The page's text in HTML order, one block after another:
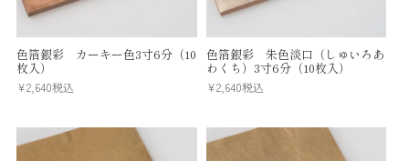
色箔銀彩 カーキー色3寸6分（10
枚入）
¥2,640税込
色箔銀彩 朱色淡口（しゅいろあ
わくち）3寸6分（10枚入）
¥2,640税込